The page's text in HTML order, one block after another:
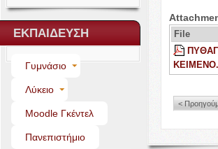
ΕΚΠΑΙΔΕΥΣΗ
Γυμνάσιο
Λύκειο
Moo­dle Γκέντελ
Πανεπιστήμιο
File
KEIMENO
<